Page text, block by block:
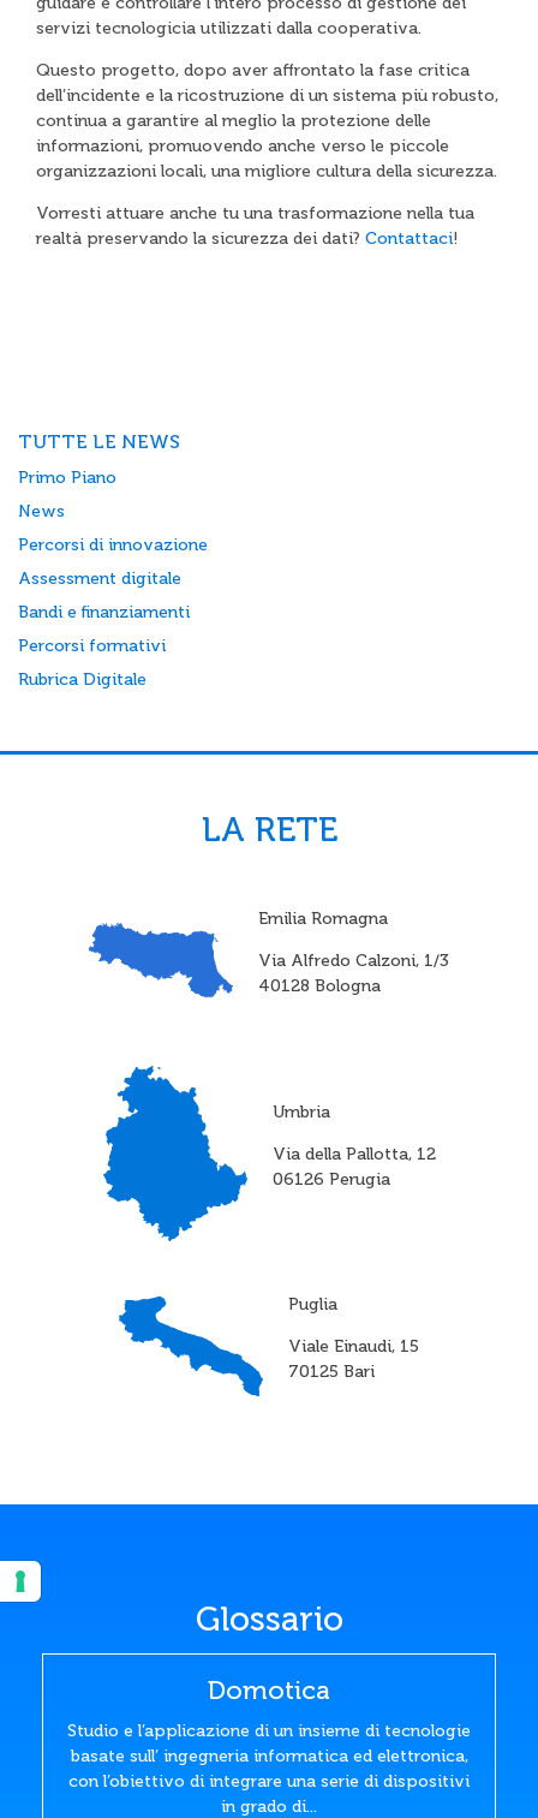
servizi tecnologicia utilizzati dalla cooperativa.
Questo progetto, dopo aver affrontato la fase critica
dell’incidente e la ricostruzione di un sistema più robusto,
continua a garantire al meglio la protezione delle
informazioni, promuovendo anche verso le piccole
organizzazioni locali, una migliore cultura della sicurezza.
Vorresti attuare anche tu una trasformazione nella tua
realtà preservando la sicurezza dei dati? Contattaci!
TUTTE LE NEWS
Primo Piano
News
Percorsi di innovazione
Assessment digitale
Bandi e finanziamenti
Percorsi formativi
Rubrica Digitale
LA RETE
Emilia Romagna
Via Alfredo Calzoni, 1/3
40128 Bologna
Umbria
Via della Pallotta, 12
06126 Perugia
Puglia
Viale Einaudi, 15
70125 Bari
Glossario
Domotica
Studio e l’applicazione di un insieme di tecnologie
basate sull’ ingegneria informatica ed elettronica,
con l’obiettivo di integrare una serie di dispositivi
in grado di...